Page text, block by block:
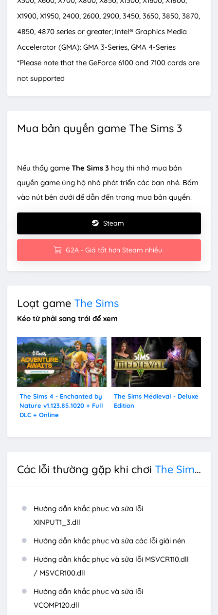
X1900, X1950, 2400, 2600, 2900, 3450, 3650, 3850, 3870,
4850, 4870 series or greater; Intel® Graphics Media
Accelerator (GMA): GMA 3-Series, GMA 4-Series
*Please note that the GeForce 6100 and 7100 cards are
not supported
Mua bản quyền game The Sims 3
Nếu thấy game The Sims 3 hay thì nhớ mua bản
quyền game ủng hộ nhà phát triển các bạn nhé. Bấm
vào nút bên dưới để dẫn đến trang mua bản quyền.
Steam
G2A - Giá tốt hơn Steam nhiều
Loạt game The Sims
Kéo từ phải sang trái để xem
The Sims 4 - Enchanted by
Nature v1.123.85.1020 + Full
DLC + Online
The Sims Medieval - Deluxe
Edition
Các lỗi thường gặp khi chơi The Sims 3
Hướng dẫn khắc phục và sửa lỗi
XINPUT1_3.dll
Hướng dẫn khắc phục và sửa các lỗi giải nén
Hướng dẫn khắc phục và sửa lỗi MSVCR110.dll
/ MSVCR100.dll
Hướng dẫn khắc phục và sửa lỗi
VCOMP120.dll